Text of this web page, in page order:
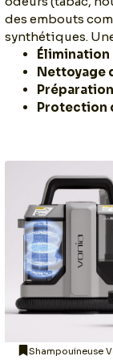
des embouts
synthétiques.
Élimination
Nettoyage
Protection
Shampouineuse